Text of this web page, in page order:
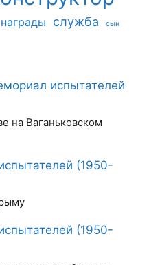
награды служба сын
испытателей
на Ваганьковском
(1950-
(1950-